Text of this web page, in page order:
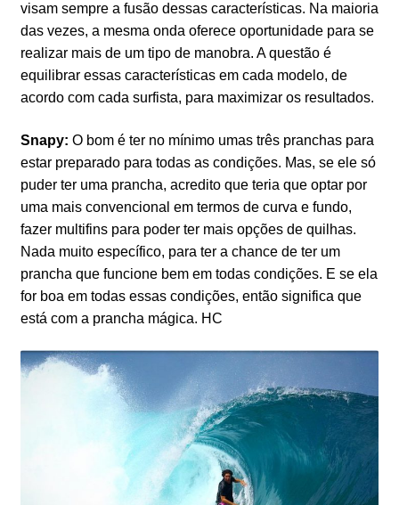
visam sempre a fusão dessas características. Na maioria
das vezes, a mesma onda oferece oportunidade para se
realizar mais de um tipo de manobra. A questão é
equilibrar essas características em cada modelo, de
acordo com cada surfista, para maximizar os resultados.
Snapy: O bom é ter no mínimo umas três pranchas para
estar preparado para todas as condições. Mas, se ele só
puder ter uma prancha, acredito que teria que optar por
uma mais convencional em termos de curva e fundo,
fazer multifins para poder ter mais opções de quilhas.
Nada muito específico, para ter a chance de ter um
prancha que funcione bem em todas condições. E se ela
for boa em todas essas condições, então significa que
está com a prancha mágica. HC